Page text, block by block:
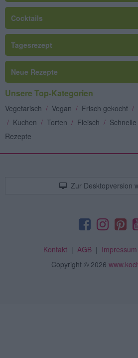
Cocktails
Tagesrezept
Neue Rezepte
Unsere Top-Kategorien
Vegetarisch / Vegan / Frisch gekocht /
/ Kuchen / Torten / Fleisch /
Rezepte
Zur Desktopversion
Kontakt| AGB| Impressum
Copyright © 2026